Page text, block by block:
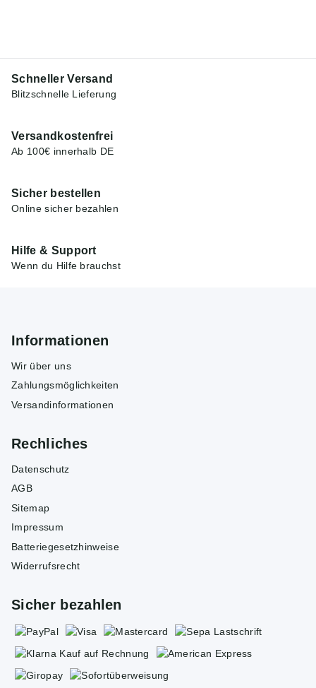
Schneller Versand
Blitzschnelle Lieferung
Versandkostenfrei
Ab 100€ innerhalb DE
Sicher bestellen
Online sicher bezahlen
Hilfe & Support
Wenn du Hilfe brauchst
Informationen
Wir über uns
Zahlungsmöglichkeiten
Versandinformationen
Rechliches
Datenschutz
AGB
Sitemap
Impressum
Batteriegesetzhinweise
Widerrufsrecht
Sicher bezahlen